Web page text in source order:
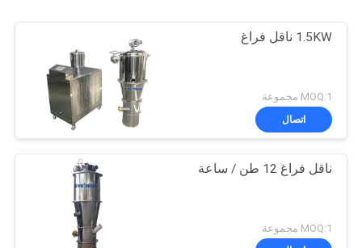
1.5KW ناقل فراغ
MOQ:1 مجموعة
اتصال
ناقل فراغ 12 طن / ساعة
MOQ:1 مجموعة